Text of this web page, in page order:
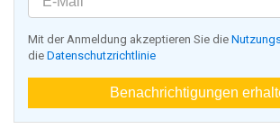
Mit der Anmeldung akzeptieren Sie die
die Datenschutzrichtlinie
Benachrichtigungen